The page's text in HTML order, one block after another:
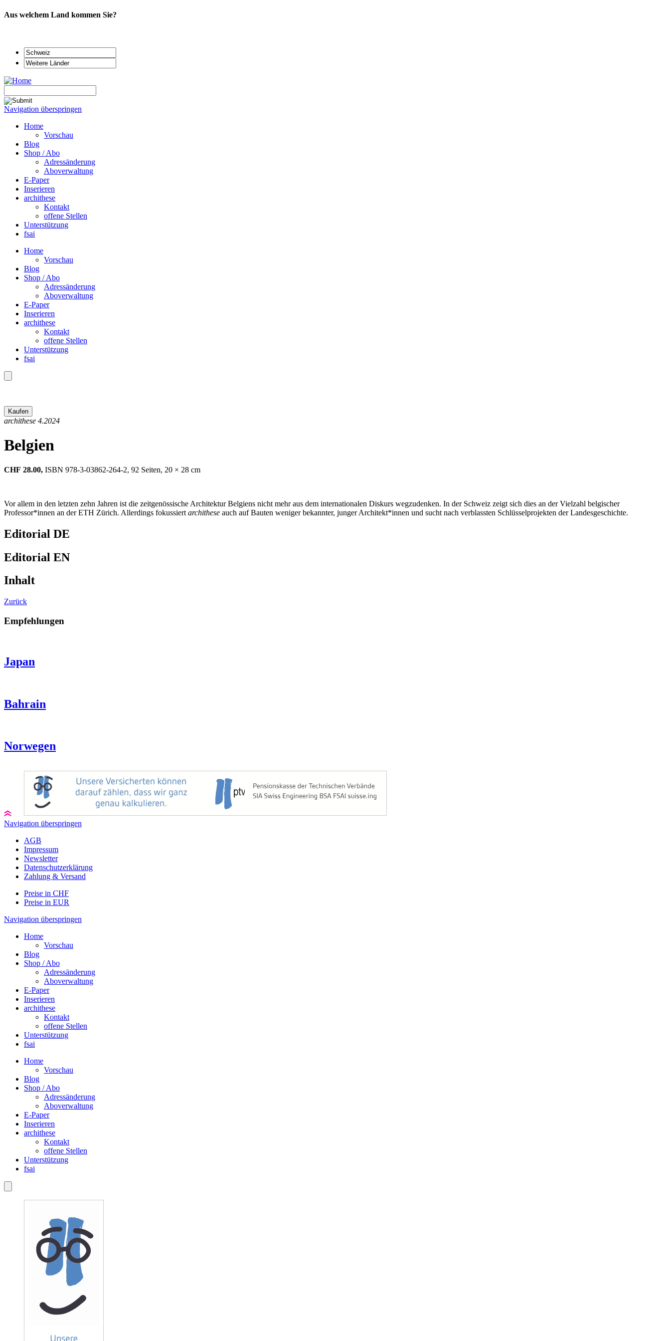
Aus welchem Land kommen Sie?
Navigation überspringen
Home
Vorschau
Blog
Shop / Abo
Adressänderung
Aboverwaltung
E-Paper
Inserieren
archithese
Kontakt
offene Stellen
Unterstützung
fsai
Home
Vorschau
Blog
Shop / Abo
Adressänderung
Aboverwaltung
E-Paper
Inserieren
archithese
Kontakt
offene Stellen
Unterstützung
fsai
archithese 4.2024
Belgien
CHF 28.00, ISBN 978-3-03862-264-2, 92 Seiten, 20 × 28 cm
Vor allem in den letzten zehn Jahren ist die zeitgenössische Architektur Belgiens nicht mehr aus dem internationalen Diskurs wegzudenken. In der Schweiz zeigt sich dies an der Vielzahl belgischer
Professor*innen an der ETH Zürich. Allerdings fokussiert archithese auch auf Bauten weniger bekannter, junger Architekt*innen und sucht nach verblassten Schlüsselprojekten der Landesgeschichte.
Editorial DE
Editorial EN
Inhalt
Zurück
Empfehlungen
Japan
Bahrain
Norwegen
Navigation überspringen
AGB
Impressum
Newsletter
Datenschutzerklärung
Zahlung & Versand
Preise in CHF
Preise in EUR
Navigation überspringen
Home
Vorschau
Blog
Shop / Abo
Adressänderung
Aboverwaltung
E-Paper
Inserieren
archithese
Kontakt
offene Stellen
Unterstützung
fsai
Home
Vorschau
Blog
Shop / Abo
Adressänderung
Aboverwaltung
E-Paper
Inserieren
archithese
Kontakt
offene Stellen
Unterstützung
fsai